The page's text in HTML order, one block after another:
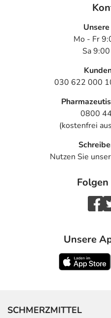
Mo - Fr
Sa
030 622 000
0800
(kostenfrei
Nutzen Sie unser
Folgen
Unsere
SCHMERZMITTEL